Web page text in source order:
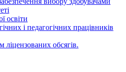
освіти
і педагогічних працівників
ліцензoваних oбсягів.